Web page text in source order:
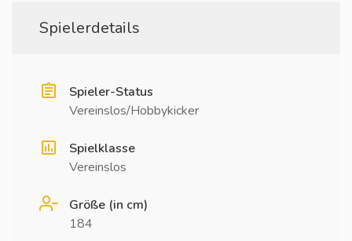
Spielerdetails
Spieler-Status
Vereinslos/Hobbykicker
Spielklasse
Vereinslos
Größe (in cm)
184